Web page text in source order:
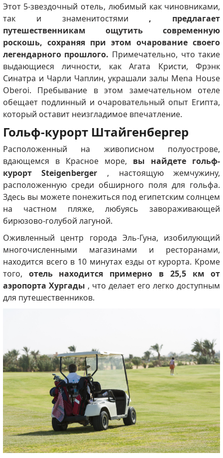
Этот 5-звездочный отель, любимый как чиновниками,
так и знаменитостями , предлагает
путешественникам ощутить современную
роскошь, сохраняя при этом очарование своего
легендарного прошлого. Примечательно, что такие
выдающиеся личности, как Агата Кристи, Фрэнк
Синатра и Чарли Чаплин, украшали залы Mena House
Oberoi. Пребывание в этом замечательном отеле
обещает подлинный и очаровательный опыт Египта,
который оставит неизгладимое впечатление.
Гольф-курорт Штайгенбергер
Расположенный на живописном полуострове,
вдающемся в Красное море, вы найдете гольф-
курорт Steigenberger , настоящую жемчужину,
расположенную среди обширного поля для гольфа.
Здесь вы можете понежиться под египетским солнцем
на частном пляже, любуясь завораживающей
бирюзово-голубой лагуной.
Оживленный центр города Эль-Гуна, изобилующий
многочисленными магазинами и ресторанами,
находится всего в 10 минутах езды от курорта. Кроме
того, отель находится примерно в 25,5 км от
аэропорта Хургады , что делает его легко доступным
для путешественников.